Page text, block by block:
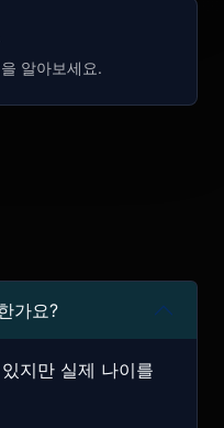
알아보세요.
가요?
지만 실제 나이를